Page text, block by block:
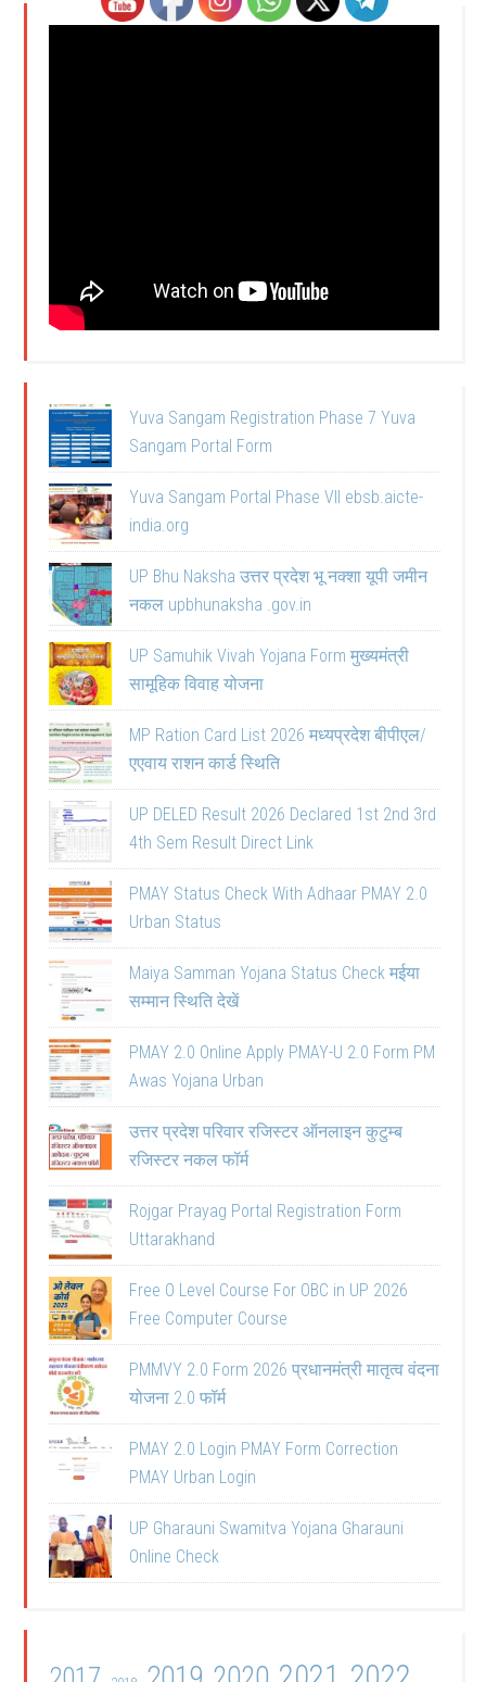
Yuva Sangam Registration Phase 7 Yuva
Sangam Portal Form
Yuva Sangam Portal Phase VII ebsb.aicte-
india.org
UP Bhu Naksha उत्तर प्रदेश भू नक्शा यूपी जमीन
नकल upbhunaksha .gov.in
UP Samuhik Vivah Yojana Form मुख्यमंत्री
सामूहिक विवाह योजना
MP Ration Card List 2026 मध्यप्रदेश बीपीएल/
एएवाय राशन कार्ड स्थिति
UP DELED Result 2026 Declared 1st 2nd 3rd
4th Sem Result Direct Link
PMAY Status Check With Adhaar PMAY 2.0
Urban Status
Maiya Samman Yojana Status Check मईया
सम्मान स्थिति देखें
PMAY 2.0 Online Apply PMAY-U 2.0 Form PM
Awas Yojana Urban
उत्तर प्रदेश परिवार रजिस्टर ऑनलाइन कुटुम्ब
रजिस्टर नकल फॉर्म
Rojgar Prayag Portal Registration Form
Uttarakhand
Free O Level Course For OBC in UP 2026
Free Computer Course
PMMVY 2.0 Form 2026 प्रधानमंत्री मातृत्व वंदना
योजना 2.0 फॉर्म
PMAY 2.0 Login PMAY Form Correction
PMAY Urban Login
UP Gharauni Swamitva Yojana Gharauni
Online Check